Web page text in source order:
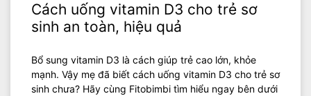
Cách uống vitamin D3 cho trẻ sơ
sinh an toàn, hiệu quả
Bổ sung vitamin D3 là cách giúp trẻ cao lớn, khỏe
mạnh. Vậy mẹ đã biết cách uống vitamin D3 cho trẻ sơ
sinh chưa? Hãy cùng Fitobimbi tìm hiểu ngay bên dưới